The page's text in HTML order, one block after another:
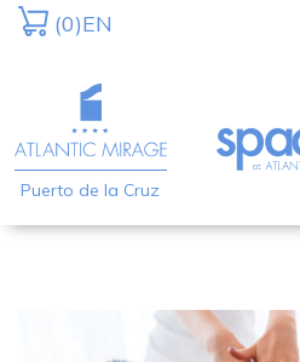
Skip
content
(0)EN
Puerto de la Cruz